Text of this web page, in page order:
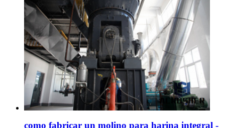
como fabricar un molino para harina integral -